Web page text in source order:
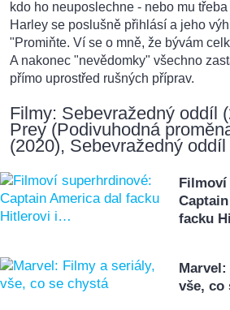
kdo ho neuposlechne - nebo mu
Harley se poslušně přihlásí a jeho
"Promiňte. Ví se o mně, že bývám
A nakonec "nevědomky" všechno
přímo uprostřed rušných příprav.
Filmy: Sebevražedný oddíl
Prey (Podivuhodná
(2020), Sebevražedný oddíl
Filmoví
facku
vše, co